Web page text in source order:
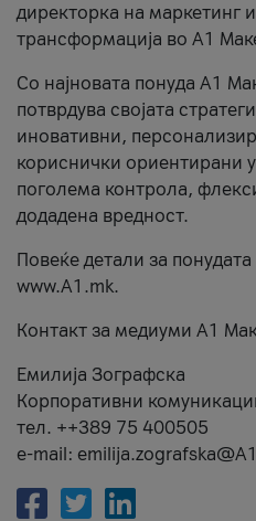
директорка на маркетинг
трансформација во А1
Со најновата понуда А1
потврдува својата
иновативни,
кориснички ориентирани
поголема контрола,
додадена вредност.
Повеќе детали за
www.А1.mk.
Контакт за медиуми А1
Емилија Зографска
Корпоративни
тел. ++389 75 400505
e-mail: